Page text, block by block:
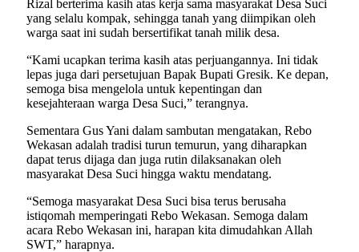
Rizal berterima kasih atas kerja sama masyarakat Desa Suci
yang selalu kompak, sehingga tanah yang diimpikan oleh
warga saat ini sudah bersertifikat tanah milik desa.
“Kami ucapkan terima kasih atas perjuangannya. Ini tidak
lepas juga dari persetujuan Bapak Bupati Gresik. Ke depan,
semoga bisa mengelola untuk kepentingan dan
kesejahteraan warga Desa Suci,” terangnya.
Sementara Gus Yani dalam sambutan mengatakan, Rebo
Wekasan adalah tradisi turun temurun, yang diharapkan
dapat terus dijaga dan juga rutin dilaksanakan oleh
masyarakat Desa Suci hingga waktu mendatang.
“Semoga masyarakat Desa Suci bisa terus berusaha
istiqomah memperingati Rebo Wekasan. Semoga dalam
acara Rebo Wekasan ini, harapan kita dimudahkan Allah
SWT,” harapnya.